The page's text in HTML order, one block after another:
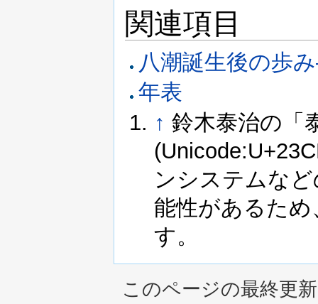
関連項目
八潮誕生後の歩
年表
↑ 鈴木泰治の「
ンシステムな
能性があるた
す。
このページの最終更